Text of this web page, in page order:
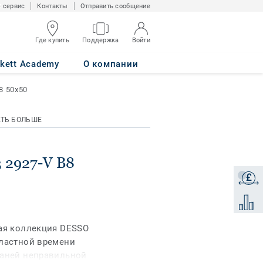
сервис Контакты Отправить сообщение
Где купить Поддержка Войти
Academy О компании
£
50x50
БОЛЬШЕ
2927-V B8
коллекция DESSO
времени
неправильной